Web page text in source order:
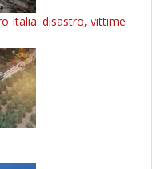
Italia: disastro, vittime